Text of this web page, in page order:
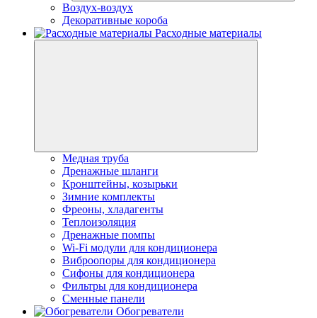
Воздух-воздух
Декоративные короба
Расходные материалы
Медная труба
Дренажные шланги
Кронштейны, козырьки
Зимние комплекты
Фреоны, хладагенты
Теплоизоляция
Дренажные помпы
Wi-Fi модули для кондиционера
Виброопоры для кондиционера
Сифоны для кондиционера
Фильтры для кондиционера
Сменные панели
Обогреватели